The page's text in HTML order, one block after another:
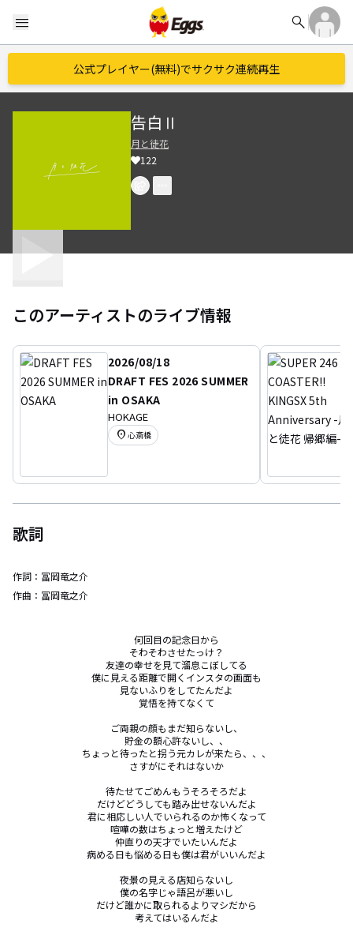
menu search
公式プレイヤー(無料)でサクサク連続再生
告白Ⅱ
月と徒花
122
このアーティストのライブ情報
2026/08/18
DRAFT FES 2026 SUMMER
in OSAKA
HOKAGE
location_on 心斎橋
歌詞
作詞： 冨岡竜之介
作曲： 冨岡竜之介
何回目の記念日から
そわそわさせたっけ？
友達の幸せを見て溜息こぼしてる
僕に見える距離で開くインスタの画面も
見ないふりをしてたんだよ
覚悟を持てなくて
ご両親の顔もまだ知らないし、
貯金の額心許ないし、、
ちょっと待ったと拐う元カレが来たら、、、
さすがにそれはないか
待たせてごめんもうそろそろだよ
だけどどうしても踏み出せないんだよ
君に相応しい人でいられるのか怖くなって
喧嘩の数はちょっと増えたけど
仲直りの天才でいたいんだよ
病める日も悩める日も僕は君がいいんだよ
夜景の見える店知らないし
僕の名字じゃ語呂が悪いし
だけど誰かに取られるよりマシだから
考えてはいるんだよ